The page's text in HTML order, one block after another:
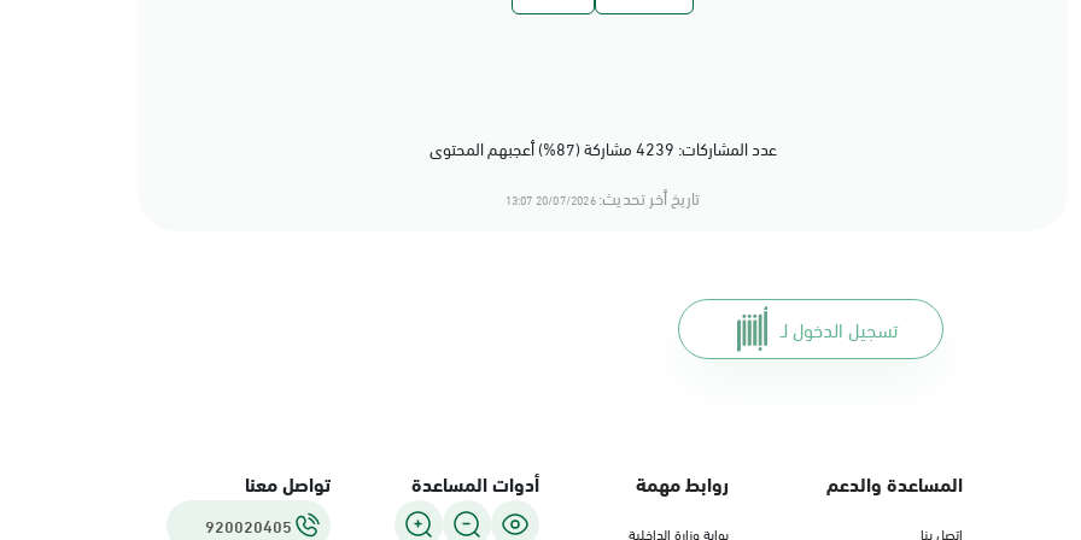
عدد المشاركات: 4239 مشاركة (87%) أعجبهم المحتوى
تاريخ أخر تحديث:20/07/2026 13:07
تسجيل الدخول لـ
المساعدة والدعم
اتصل بنا
روابط مهمة
بوابة وزارة الداخلية
أدوات المساعدة تواصل معنا
920020405